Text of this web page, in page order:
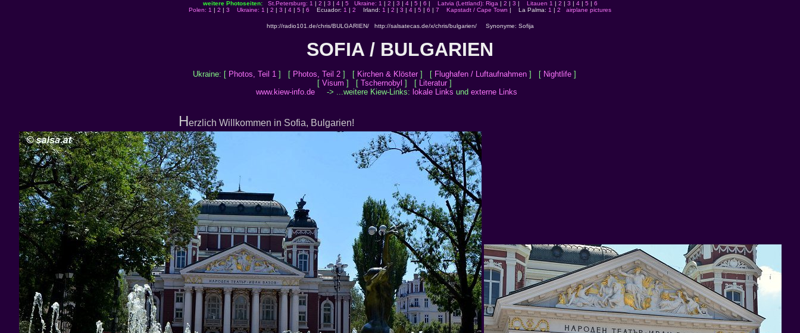
weitere Photoseiten: St.Petersburg: 1 | 2 | 3 | 4| 5 Ukraine: 1 | 2 | 3 | 4| 5 | 6 | Latvia (Lettland): Riga | 2 | 3 | Litauen 1 | 2 | 3 | 4| 5 | 6
Polen: 1 | 2 | 3 Ukraine: 1 | 2 | 3 | 4 | 5 | 6 Ecuador: 1 | 2 Irland: 1 | 2 | 3 | 4 | 5 | 6 | 7 Kapstadt / Cape Town | La Palma: 1 | 2 airplane pictures
http://radio101.de/chris/BULGARIEN/ http://salsatecas.de/x/chris/bulgarien/ Synonyme: Sofija
SOFIA / BULGARIEN
Ukraine: [ Photos, Teil 1] [ Photos, Teil 2] [ Kirchen & Klöster] [ Flughafen / Luftaufnahmen] [ Nightlife]
[ Visum ] [ Tschernobyl ] [ Literatur]
www.kiew-info.de -> ...weitere Kiew-Links: lokale Links und externe Links
Herzlich Willkommen in Sofia, Bulgarien!